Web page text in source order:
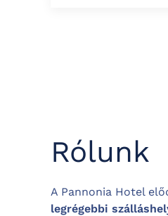
Rólunk
A Pannonia Hotel
legrégebbi